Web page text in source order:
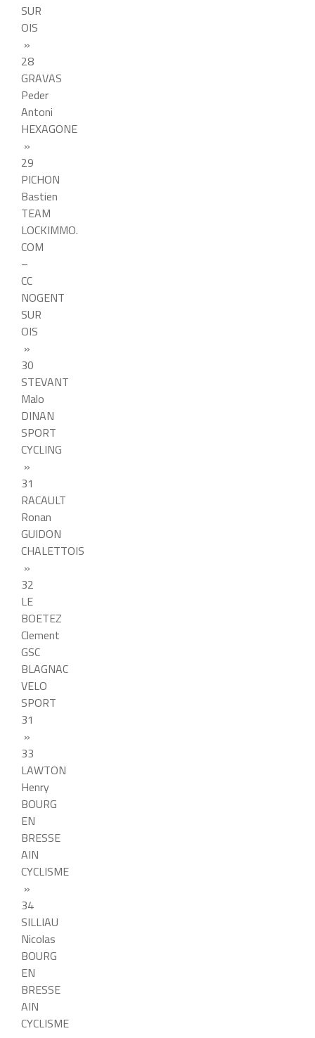
SUR
OIS
»
28
GRAVAS
Peder
Antoni
HEXAGONE
»
29
PICHON
Bastien
TEAM
LOCKIMMO.
COM
–
CC
NOGENT
SUR
OIS
»
30
STEVANT
Malo
DINAN
SPORT
CYCLING
»
31
RACAULT
Ronan
GUIDON
CHALETTOIS
»
32
LE
BOETEZ
Clement
GSC
BLAGNAC
VELO
SPORT
31
»
33
LAWTON
Henry
BOURG
EN
BRESSE
AIN
CYCLISME
»
34
SILLIAU
Nicolas
BOURG
EN
BRESSE
AIN
CYCLISME